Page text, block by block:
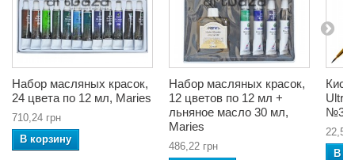
Набор масляных красок,
24 цвета по 12 мл, Maries
710,24 грн
В корзину
Набор масляных красок,
12 цветов по 12 мл +
льняное масло 30 мл,
Maries
486,22 грн
№3/
22,54
В